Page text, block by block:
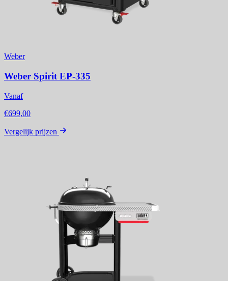
Weber
Weber Spirit EP-335
Vanaf
€699,00
Vergelijk prijzen